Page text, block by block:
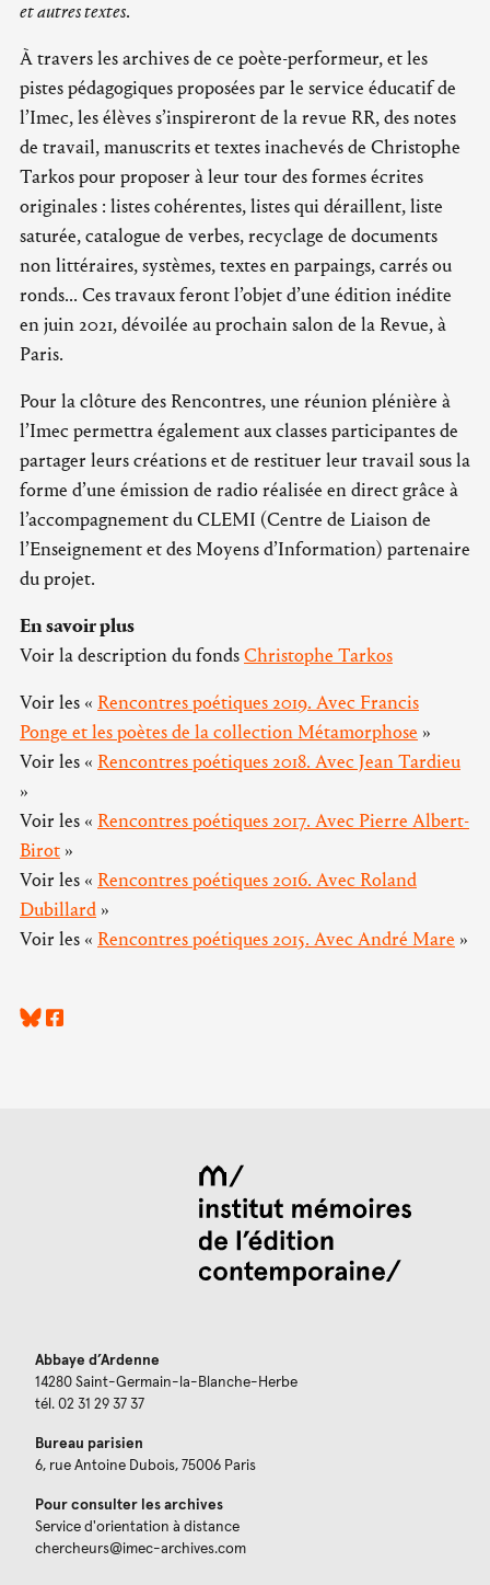
et autres textes.
À travers les archives de ce poète-performeur, et les
pistes pédagogiques proposées par le service éducatif de
l’Imec, les élèves s’inspireront de la revue RR, des notes
de travail, manuscrits et textes inachevés de Christophe
Tarkos pour proposer à leur tour des formes écrites
originales : listes cohérentes, listes qui déraillent, liste
saturée, catalogue de verbes, recyclage de documents
non littéraires, systèmes, textes en parpaings, carrés ou
ronds... Ces travaux feront l’objet d’une édition inédite
en juin 2021, dévoilée au prochain salon de la Revue, à
Paris.
Pour la clôture des Rencontres, une réunion plénière à
l’Imec permettra également aux classes participantes de
partager leurs créations et de restituer leur travail sous la
forme d’une émission de radio réalisée en direct grâce à
l’accompagnement du CLEMI (Centre de Liaison de
l’Enseignement et des Moyens d’Information) partenaire
du projet.
En savoir plus
Voir la description du fondsChristophe Tarkos
Voir les « Rencontres poétiques 2019. Avec Francis
Ponge et les poètes de la collection Métamorphose »
Voir les « Rencontres poétiques 2018. Avec Jean Tardieu
»
Voir les « Rencontres poétiques 2017. Avec Pierre Albert-
Birot »
Voir les « Rencontres poétiques 2016. Avec Roland
Dubillard »
Voir les « Rencontres poétiques 2015. Avec André Mare »
Abbaye d’Ardenne
14280 Saint-Germain-la-Blanche-Herbe
tél. 02 31 29 37 37
Bureau parisien
6, rue Antoine Dubois, 75006 Paris
Pour consulter les archives
Service d'orientation à distance
chercheurs@imec-archives.com